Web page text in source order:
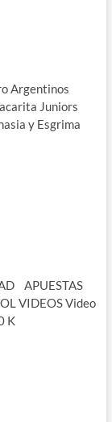
Argentinos
Juniors
y Esgrima
APUESTAS
VIDEOS Video
K